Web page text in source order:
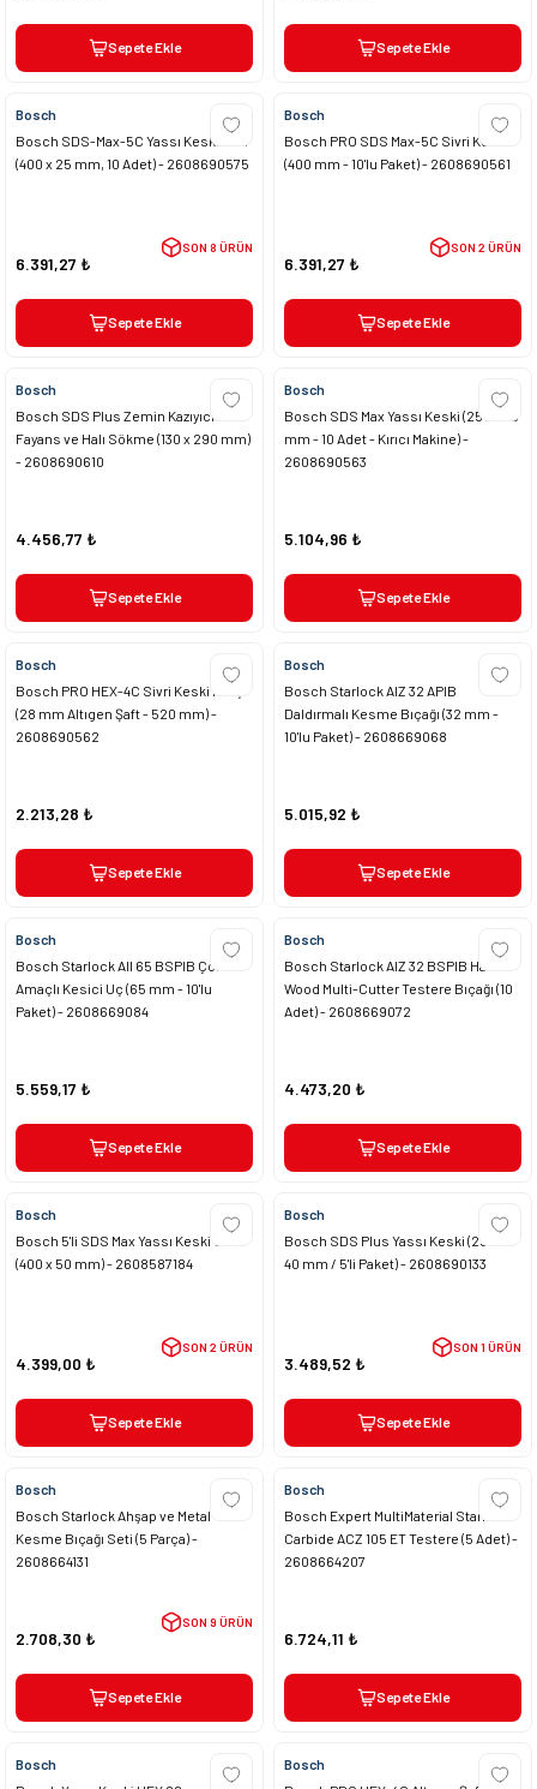
Sepete Ekle Sepete Ekle
Bosch
Bosch SDS-Max-5C Yassı Keski Seti
(400 x 25 mm, 10 Adet) - 2608690575
6.391,27 ₺
SON 8 ÜRÜN
Sepete Ekle
Bosch
Bosch PRO SDS Max-5C Sivri Keski
(400 mm - 10'lu Paket) - 2608690561
6.391,27 ₺
SON 2 ÜRÜN
Sepete Ekle
Bosch
Bosch SDS Plus Zemin Kazıyıcı -
Fayans ve Halı Sökme (130 x 290 mm)
- 2608690610
4.456,77 ₺
Sepete Ekle
Bosch
Bosch SDS Max Yassı Keski (25 x 400
mm - 10 Adet - Kırıcı Makine) -
2608690563
5.104,96 ₺
Sepete Ekle
Bosch
Bosch PRO HEX-4C Sivri Keski Murç
(28 mm Altıgen Şaft - 520 mm) -
2608690562
2.213,28 ₺
Sepete Ekle
Bosch
Bosch Starlock AIZ 32 APIB
Daldırmalı Kesme Bıçağı (32 mm -
10'lu Paket) - 2608669068
5.015,92 ₺
Sepete Ekle
Bosch
Bosch Starlock AII 65 BSPIB Çok
Amaçlı Kesici Uç (65 mm - 10'lu
Paket) - 2608669084
5.559,17 ₺
Sepete Ekle
Bosch
Bosch Starlock AIZ 32 BSPIB Hard
Wood Multi-Cutter Testere Bıçağı (10
Adet) - 2608669072
4.473,20 ₺
Sepete Ekle
Bosch
Bosch 5'li SDS Max Yassı Keski Seti
(400 x 50 mm) - 2608587184
4.399,00 ₺
SON 2 ÜRÜN
Sepete Ekle
Bosch
Bosch SDS Plus Yassı Keski (250 x
40 mm / 5'li Paket) - 2608690133
3.489,52 ₺
SON 1 ÜRÜN
Sepete Ekle
Bosch
Bosch Starlock Ahşap ve Metal
Kesme Bıçağı Seti (5 Parça) -
2608664131
2.708,30 ₺
SON 9 ÜRÜN
Sepete Ekle
Bosch
Bosch Expert MultiMaterial Starlock
Carbide ACZ 105 ET Testere (5 Adet) -
2608664207
6.724,11 ₺
Sepete Ekle
Bosch
Bosch